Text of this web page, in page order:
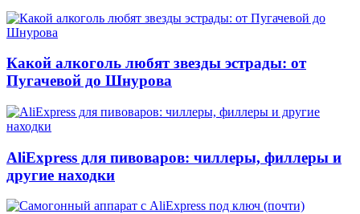
Какой алкоголь любят звезды эстрады: от
Пугачевой до Шнурова
AliExpress для пивоваров: чиллеры, филлеры и
другие находки